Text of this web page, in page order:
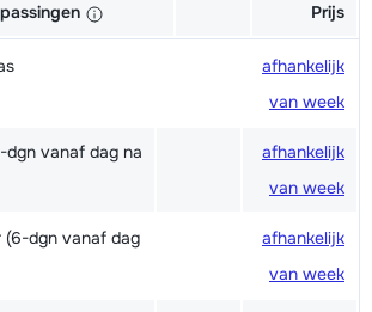
Prijs
afhankelijk
van week
vanaf dag na
afhankelijk
van week
(6-dgn vanaf dag
afhankelijk
van week